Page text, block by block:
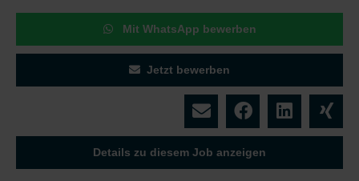
Mit WhatsApp bewerben
Jetzt bewerben
Details zu diesem Job anzeigen